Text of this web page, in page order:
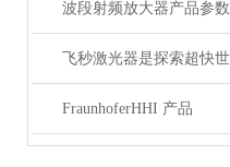
波段射频放大器产品参数
FraunhoferHHI 产品